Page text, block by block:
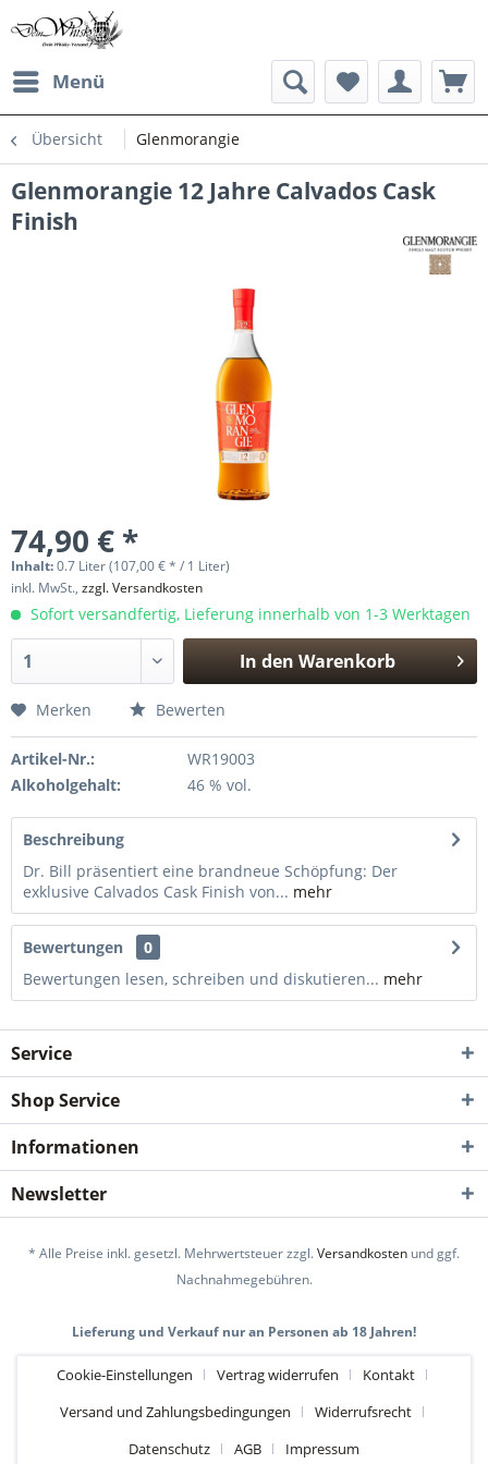
Menü
Übersicht Glenmorangie
Glenmorangie 12 Jahre Calvados Cask
Finish
74,90 € *
Inhalt:0.7 Liter (107,00 € * / 1 Liter)
inkl. MwSt., zzgl. Versandkosten
Sofort versandfertig, Lieferung innerhalb von 1-3 Werktagen
In den Warenkorb
Merken Bewerten
Artikel-Nr.:
WR19003
Alkoholgehalt:
46 % vol.
Beschreibung
Dr. Bill präsentiert eine brandneue Schöpfung: Der
exklusive Calvados Cask Finish von... mehr
Bewertungen
0
Bewertungen lesen, schreiben und diskutieren... mehr
Service
Shop Service
Informationen
Newsletter
* Alle Preise inkl. gesetzl. Mehrwertsteuer zzgl.Versandkosten und ggf.
Nachnahmegebühren.
Lieferung und Verkauf nur an Personen ab 18 Jahren!
Cookie-Einstellungen Vertrag widerrufen
Kontakt
Versand und Zahlungsbedingungen
Widerrufsrecht
Datenschutz
AGB Impressum